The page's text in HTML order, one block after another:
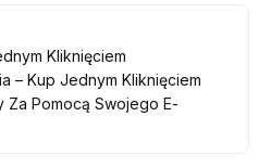
Kliknięciem
– Kup Jednym Kliknięciem
Pomocą Swojego E-